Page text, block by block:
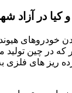
کیا در آزاد
در چین تولید
ریز های